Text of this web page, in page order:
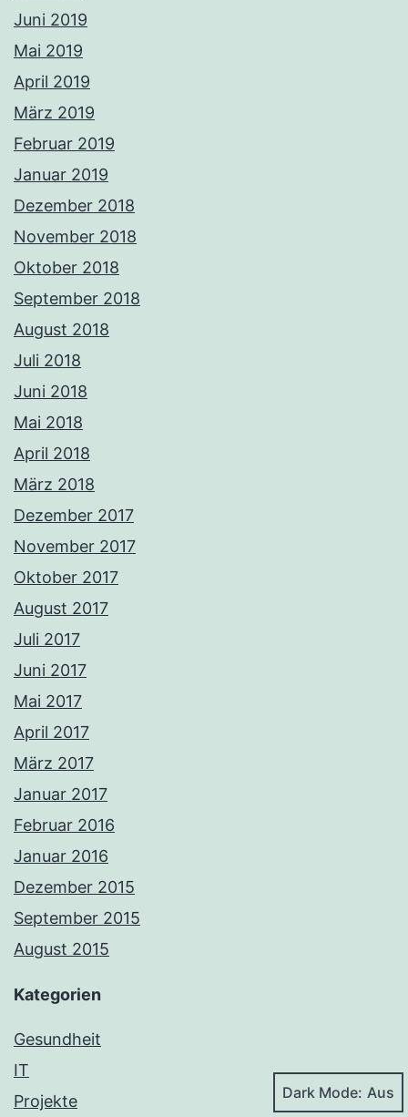
Juni 2019
Mai 2019
April 2019
März 2019
Februar 2019
Januar 2019
Dezember 2018
November 2018
Oktober 2018
September 2018
August 2018
Juli 2018
Juni 2018
Mai 2018
April 2018
März 2018
Dezember 2017
November 2017
Oktober 2017
August 2017
Juli 2017
Juni 2017
Mai 2017
April 2017
März 2017
Januar 2017
Februar 2016
Januar 2016
Dezember 2015
September 2015
August 2015
Kategorien
Gesundheit
IT
Projekte
Dark Mode: